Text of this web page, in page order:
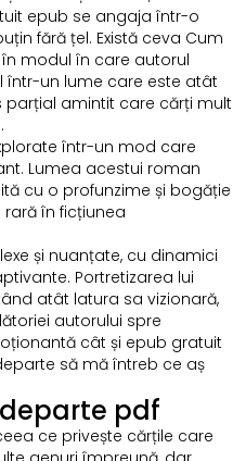
epub se angaja într-o
fără țel. Există ceva Cum
modul în care autorul
într-un lume care este atât
parțial amintit care cărți mult
într-un mod care
Lumea acestui roman
cu o profunzime și bogăție
în ficțiunea
și nuanțate, cu dinamici
Portretizarea lui
atât latura sa vizionară,
autorului spre
cât și epub gratuit
să mă întreb ce aș
pdf
ce privește cărțile care